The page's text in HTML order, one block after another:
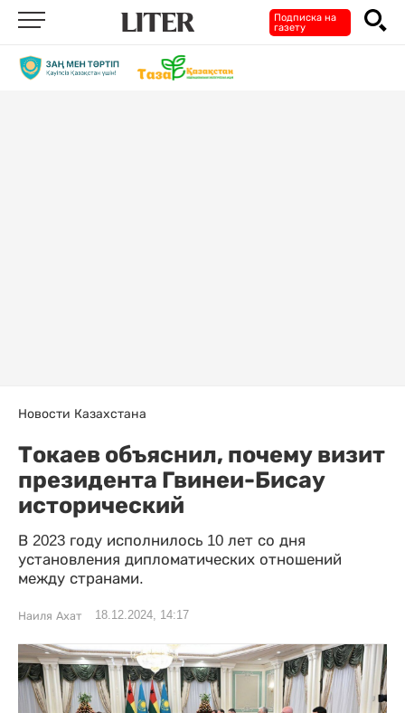
Подписка на
газету
Новости Казахстана
Токаев объяснил, почему визит
президента Гвинеи-Бисау
исторический
В 2023 году исполнилось 10 лет со дня
установления дипломатических отношений
между странами.
Наиля Ахат 18.12.2024, 14:17